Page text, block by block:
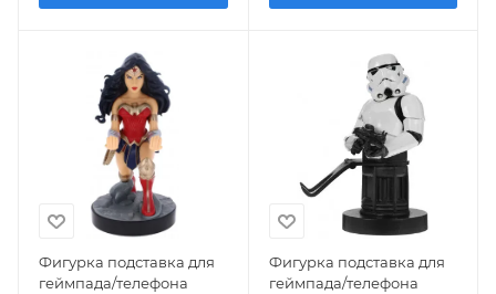
Фигурка подставка для
геймпада/телефона
Фигурка подставка для
геймпада/телефона